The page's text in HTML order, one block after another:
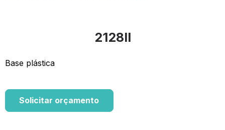
2128II
Base plástica
Solicitar orçamento